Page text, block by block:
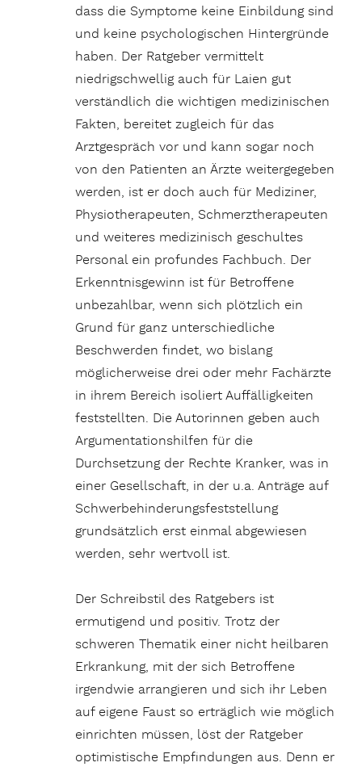
dass die Symptome keine Einbildung sind
und keine psychologischen Hintergründe
haben. Der Ratgeber vermittelt
niedrigschwellig auch für Laien gut
verständlich die wichtigen medizinischen
Fakten, bereitet zugleich für das
Arztgespräch vor und kann sogar noch
von den Patienten an Ärzte weitergegeben
werden, ist er doch auch für Mediziner,
Physiotherapeuten, Schmerztherapeuten
und weiteres medizinisch geschultes
Personal ein profundes Fachbuch. Der
Erkenntnisgewinn ist für Betroffene
unbezahlbar, wenn sich plötzlich ein
Grund für ganz unterschiedliche
Beschwerden findet, wo bislang
möglicherweise drei oder mehr Fachärzte
in ihrem Bereich isoliert Auffälligkeiten
feststellten. Die Autorinnen geben auch
Argumentationshilfen für die
Durchsetzung der Rechte Kranker, was in
einer Gesellschaft, in der u.a. Anträge auf
Schwerbehinderungsfeststellung
grundsätzlich erst einmal abgewiesen
werden, sehr wertvoll ist.
Der Schreibstil des Ratgebers ist
ermutigend und positiv. Trotz der
schweren Thematik einer nicht heilbaren
Erkrankung, mit der sich Betroffene
irgendwie arrangieren und sich ihr Leben
auf eigene Faust so erträglich wie möglich
einrichten müssen, löst der Ratgeber
optimistische Empfindungen aus. Denn er